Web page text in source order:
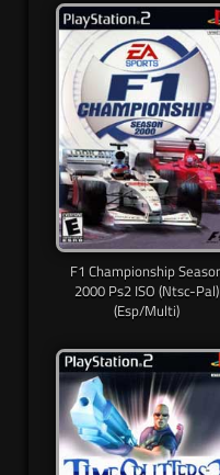
F1 Championship
2000 Ps2 ISO (Ntsc-Pal)
(Esp/Multi)